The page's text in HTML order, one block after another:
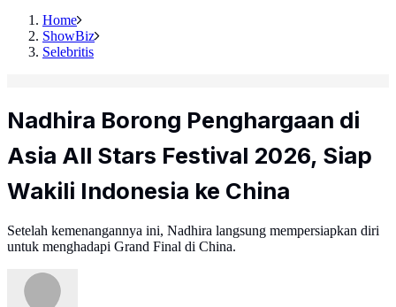
Home
ShowBiz
Selebritis
Nadhira Borong Penghargaan di
Asia All Stars Festival 2026, Siap
Wakili Indonesia ke China
Setelah kemenangannya ini, Nadhira langsung mempersiapkan diri
untuk menghadapi Grand Final di China.